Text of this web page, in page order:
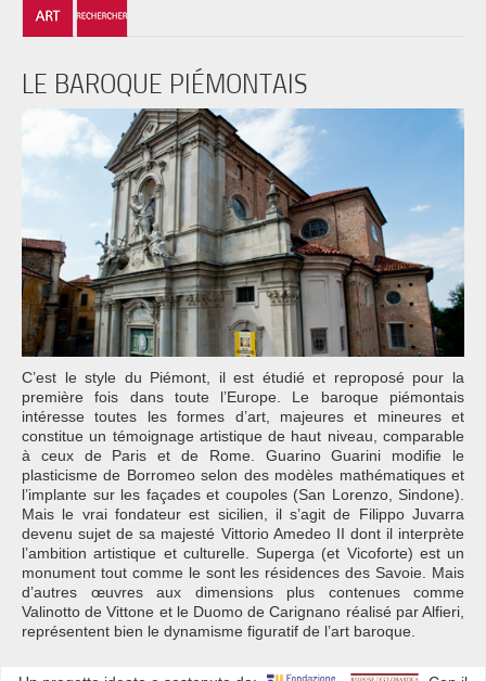
LE BAROQUE PIÉMONTAIS
C’est le style du Piémont, il est étudié et reproposé pour la
première fois dans toute l’Europe. Le baroque piémontais
intéresse toutes les formes d’art, majeures et mineures et
constitue un témoignage artistique de haut niveau, comparable
à ceux de Paris et de Rome. Guarino Guarini modifie le
plasticisme de Borromeo selon des modèles mathématiques et
l’implante sur les façades et coupoles (San Lorenzo, Sindone).
Mais le vrai fondateur est sicilien, il s’agit de Filippo Juvarra
devenu sujet de sa majesté Vittorio Amedeo II dont il interprète
l’ambition artistique et culturelle. Superga (et Vicoforte) est un
monument tout comme le sont les résidences des Savoie. Mais
d’autres œuvres aux dimensions plus contenues comme
Valinotto de Vittone et le Duomo de Carignano réalisé par Alfieri,
représentent bien le dynamisme figuratif de l’art baroque.